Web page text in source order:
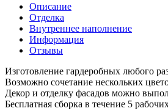
Описание
Отделка
Внутреннее наполнение
Информация
Отзывы
Изготовление гардеробных любого
Возможно сочетание нескольких
Декор и отделку фасадов можно
Бесплатная сборка в течение 5